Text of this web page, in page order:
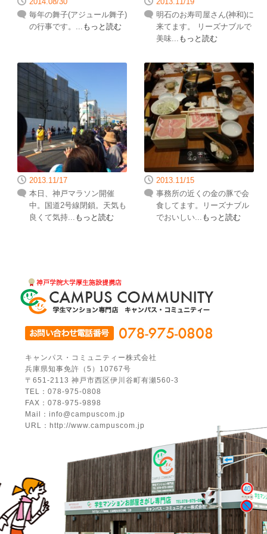
毎年の舞子(アジュール舞子)
の行事です。... もっと読む
明石のお寿司屋さん(神和)に
来てます。 リーズナブルで
美味... もっと読む
2013.11/17
本日、神戸マラソン開催
中。国道2号線閉鎖。天気も
良くて気持... もっと読む
2013.11/15
事務所の近くの金の豚で会
食してます。リーズナブル
でおいしい... もっと読む
キャンパス・コミュニティー株式会社
兵庫県知事免許（5）10767号
〒651-2113 神戸市西区伊川谷町有瀬560-3
TEL：078-975-0808
FAX：078-975-9898
Mail：info@campuscom.jp
URL：http://www.campuscom.jp